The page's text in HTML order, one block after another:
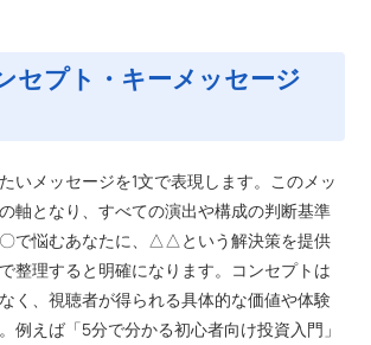
セプト・キーメッセージ
いメッセージを1文で表現します。このメッ
軸となり、すべての演出や構成の判断基準
で悩むあなたに、△△という解決策を提供
整理すると明確になります。コンセプトは
く、視聴者が得られる具体的な価値や体験
例えば「5分で分かる初心者向け投資入門」